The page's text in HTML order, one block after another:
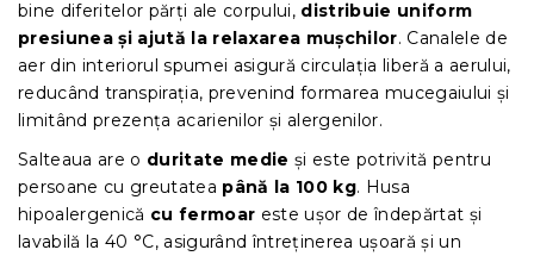
bine diferitelor părți ale corpului, distribuie uniform
presiunea și ajută la relaxarea mușchilor. Canalele de
aer din interiorul spumei asigură circulația liberă a aerului,
reducând transpirația, prevenind formarea mucegaiului și
limitând prezența acarienilor și alergenilor.
Salteaua are o duritate medie și este potrivită pentru
persoane cu greutatea până la 100 kg. Husa
hipoalergenică cu fermoar este ușor de îndepărtat și
lavabilă la 40 °C, asigurând întreținerea ușoară și un